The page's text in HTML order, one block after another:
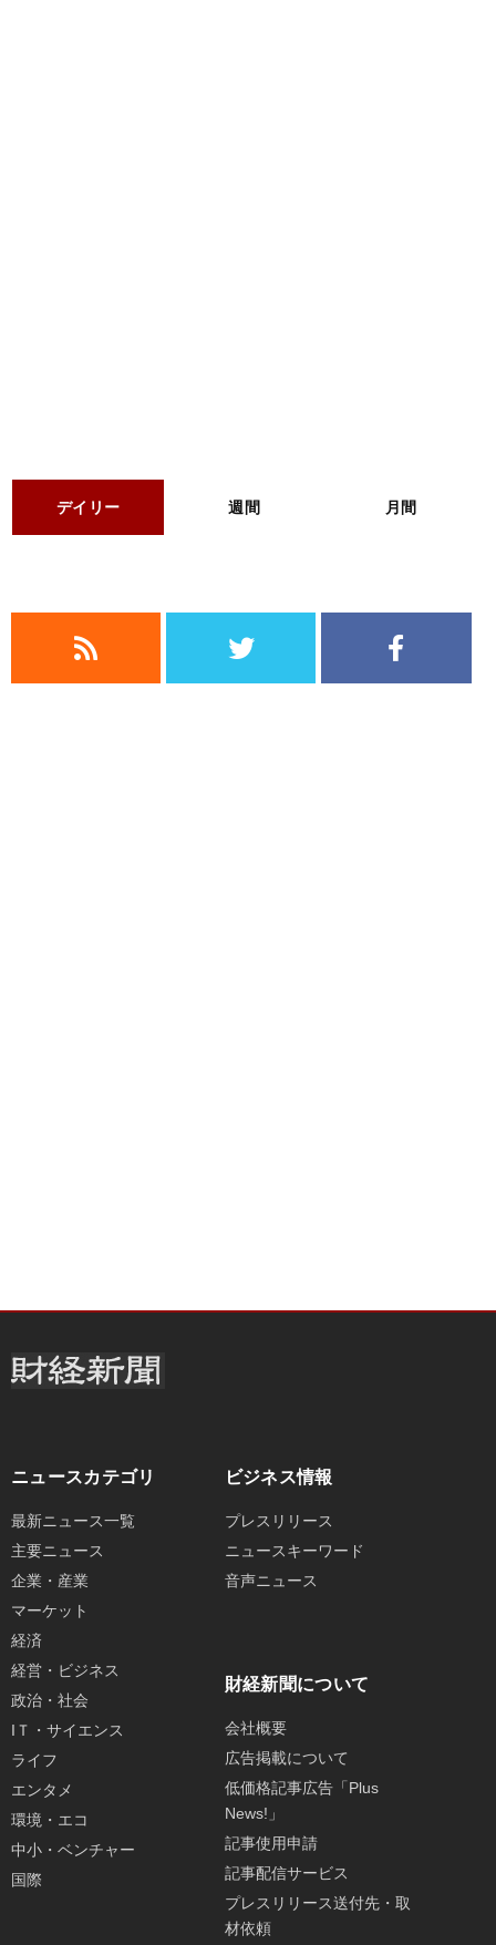
デイリー 週間 月間
ニュースカテゴリ
最新ニュース一覧
主要ニュース
企業・産業
マーケット
経済
経営・ビジネス
政治・社会
IＴ・サイエンス
ライフ
エンタメ
環境・エコ
中小・ベンチャー
国際
ビジネス情報
プレスリリース
ニュースキーワード
音声ニュース
財経新聞について
会社概要
広告掲載について
低価格記事広告「Plus
News!」
記事使用申請
記事配信サービス
プレスリリース送付先・取
材依頼